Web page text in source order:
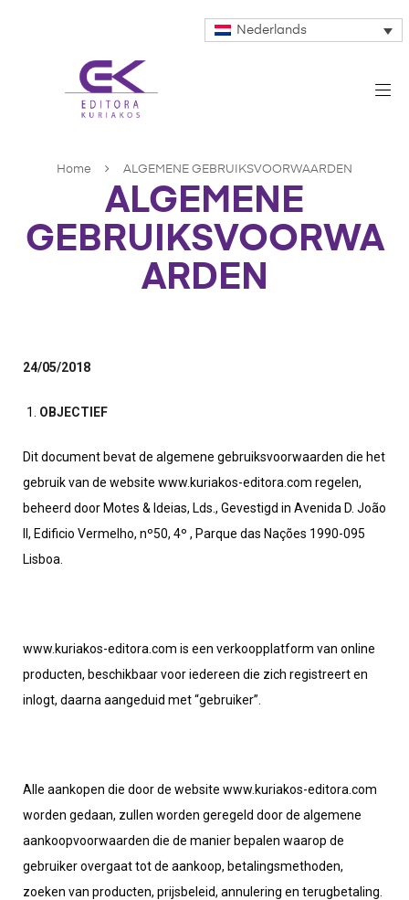
Nederlands
Home ALGEMENE GEBRUIKSVOORWAARDEN
ALGEMENE
GEBRUIKSVOORWA
ARDEN
24/05/2018
OBJECTIEF
Dit document bevat de algemene gebruiksvoorwaarden die het
gebruik van de website www.kuriakos-editora.com regelen,
beheerd door Motes & Ideias, Lds., Gevestigd in Avenida D. João
II, Edificio Vermelho, nº50, 4º , Parque das Nações 1990-095
Lisboa.
www.kuriakos-editora.com is een verkoopplatform van online
producten, beschikbaar voor iedereen die zich registreert en
inlogt, daarna aangeduid met “gebruiker”.
Alle aankopen die door de website www.kuriakos-editora.com
worden gedaan, zullen worden geregeld door de algemene
aankoopvoorwaarden die de manier bepalen waarop de
gebruiker overgaat tot de aankoop, betalingsmethoden,
zoeken van producten, prijsbeleid, annulering en terugbetaling.